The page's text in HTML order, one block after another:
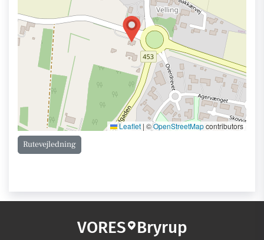
Leaflet | ©OpenStreetMapcontributors
Rutevejledning
VORES Bryrup